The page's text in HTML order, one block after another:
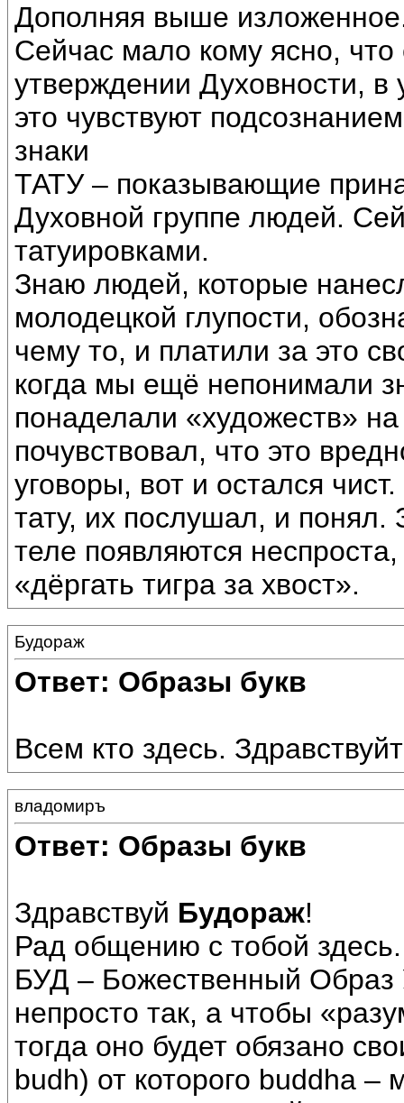
Дополняя выше
Сейчас мало кому ясно,
утверждении Духовности,
это чувствуют
знаки
ТАТУ – показывающие
Духовной группе людей.
татуировками.
Знаю людей, которые
молодецкой глупости,
чему то, и платили за это
когда мы ещё непонимали
понаделали «художеств»
почувствовал, что это
уговоры, вот и остался
тату, их послушал, и понял.
теле появляются
«дёргать тигра за хвост».
Будораж
Ответ: Образы букв
Всем кто здесь.
владомиръ
Ответ: Образы букв
Здравствуй Будораж!
Рад общению с тобой
БУД – Божественный Образ
непросто так, а чтобы
тогда оно будет обязано
budh) от которого buddha